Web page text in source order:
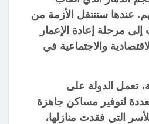
عندها ستنتقل الأزمة من
مرحلة إعادة الإعمار
والاجتماعية في
تعمل الدولة على
لتوفير مساكن جاهزة
التي فقدت منازلها،